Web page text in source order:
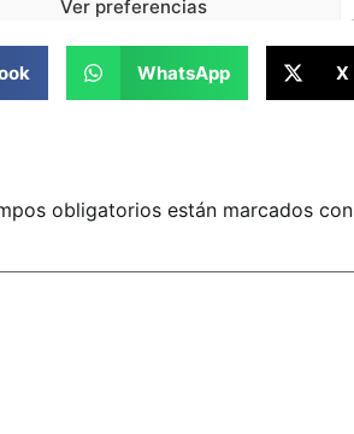
WhatsApp X
obligatorios están marcados con